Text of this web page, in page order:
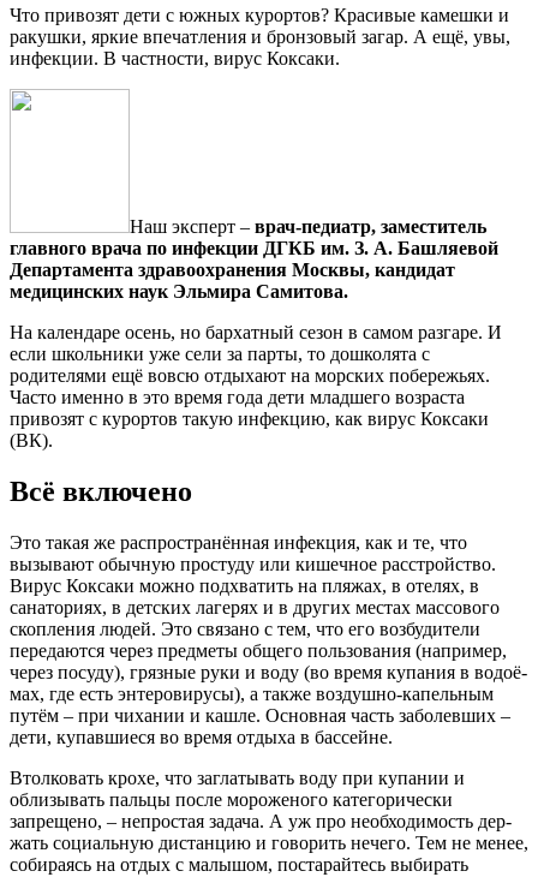
Что привозят дети с южных курортов? Красивые камешки и
ракушки, яркие впечатления и бронзовый загар. А ещё, увы,
инфекции. В частности, вирус Коксаки.
Наш эксперт – врач-педиатр, заместитель
главного врача по инфекции ДГКБ им. З. А. Башляевой
Департамента здравоохранения Москвы, кандидат
медицинских наук Эльмира Самитова.
На календаре осень, но бархатный сезон в самом разгаре. И
если школьники уже сели за парты, то дошколята с
родителями ещё вовсю отдыхают на морских побережьях.
Часто именно в это время года дети младшего возраста
привозят с курортов такую инфекцию, как вирус Коксаки
(ВК).
Всё включено
Это такая же распространённая инфекция, как и те, что
вызывают обычную простуду или кишечное расстройство.
Вирус Коксаки можно подхватить на пляжах, в отелях, в
санаториях, в детских лагерях и в других местах массового
скопления людей. Это связано с тем, что его возбудители
передаются через предметы общего пользования (например,
через посуду), грязные руки и воду (во время купания в водоё­
мах, где есть энтеровирусы), а также воздушно-капельным
путём – при чихании и кашле. Основная часть заболевших –
дети, купавшиеся во время отдыха в бассейне.
Втолковать крохе, что заглатывать воду при купании и
облизывать пальцы после мороженого категорически
запрещено, – непростая задача. А уж про необходимость дер­
жать социальную дистанцию и говорить нечего. Тем не менее,
собираясь на отдых с малышом, по­старайтесь выбирать